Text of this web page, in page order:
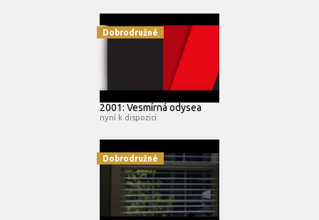
Dobrodružné
2001: Vesmírná odysea
nyní k dispozici
Dobrodružné